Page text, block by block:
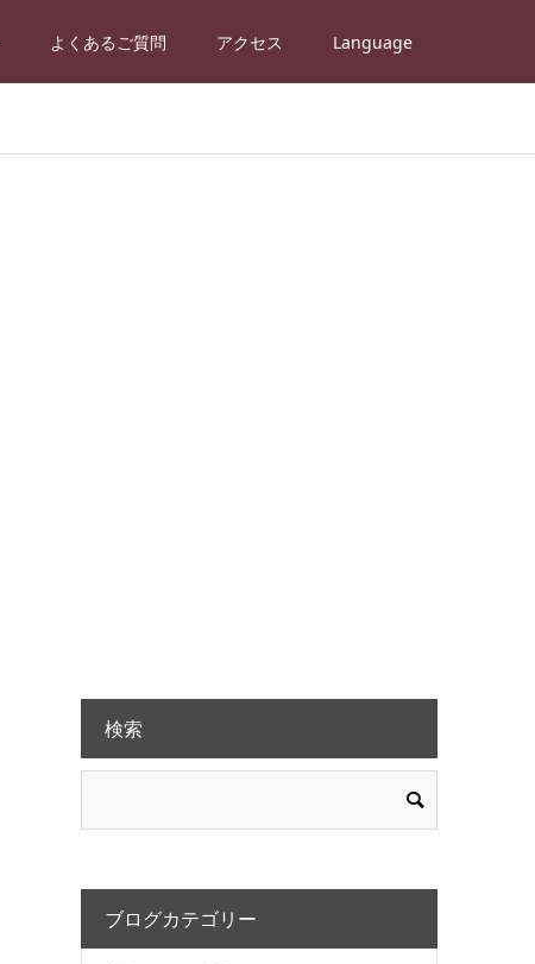
よくあるご質問 アクセス Language
検索
ブログカテゴリー